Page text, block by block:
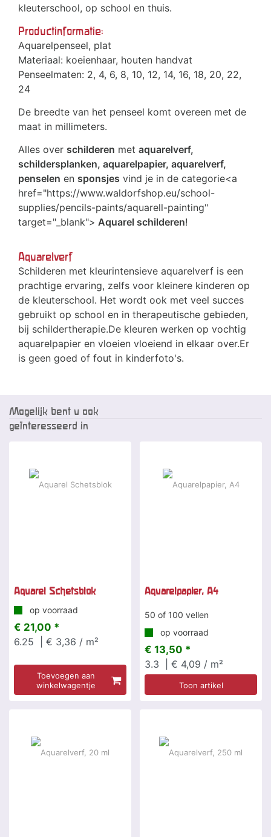
kleuterschool, op school en thuis.
Productinformatie:
Aquarelpenseel, plat
Materiaal: koeienhaar, houten handvat
Penseelmaten: 2, 4, 6, 8, 10, 12, 14, 16, 18, 20, 22,
24
De breedte van het penseel komt overeen met de
maat in millimeters.
Alles over schilderen met aquarelverf,
schildersplanken, aquarelpapier, aquarelverf,
penselen en sponsjes vind je in de categorie<a
href="https://www.waldorfshop.eu/school-
supplies/pencils-paints/aquarell-painting"
target="_blank"> Aquarel schilderen!
Aquarelverf
Schilderen met kleurintensieve aquarelverf is een
prachtige ervaring, zelfs voor kleinere kinderen op
de kleuterschool. Het wordt ook met veel succes
gebruikt op school en in therapeutische gebieden,
bij schildertherapie.De kleuren werken op vochtig
aquarelpapier en vloeien vloeiend in elkaar over.Er
is geen goed of fout in kinderfoto's.
Mogelijk bent u ook
geïnteresseerd in
Aquarel Schetsblok
op voorraad
€ 21,00 *
6.25
| € 3,36 / m²
Toevoegen aan
winkelwagentje
Aquarelpapier, A4
50 of 100 vellen
op voorraad
€ 13,50 *
3.3
| € 4,09 / m²
Toon artikel